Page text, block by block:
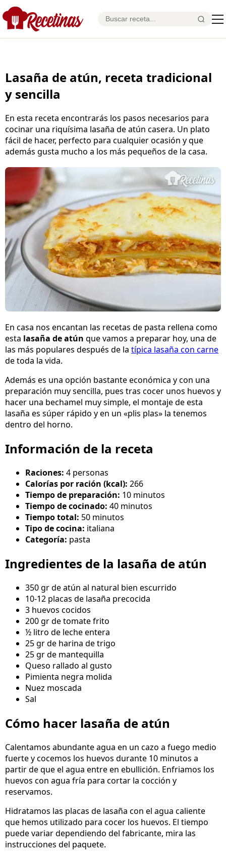
Lasaña de atún, receta tradicional
y sencilla
En esta receta encontrarás los pasos necesarios para
cocinar una riquísima lasaña de atún casera. Un plato
fácil de hacer, perfecto para cualquier ocasión y que
además gusta mucho a los más pequeños de la casa.
En casa nos encantan las recetas de pasta rellena como
esta lasaña de atún que vamos a preparar hoy, una de
las más populares después de la típica lasaña con carne
de toda la vida.
Además es una opción bastante económica y con una
preparación muy sencilla, pues tras cocer unos huevos y
hacer una bechamel muy simple, el montaje de esta
lasaña es súper rápido y en un «plis plas» la tenemos
dentro del horno.
Información de la receta
Raciones: 4 personas
Calorías por ración (kcal): 266
Tiempo de preparación: 10 minutos
Tiempo de cocinado: 40 minutos
Tiempo total: 50 minutos
Tipo de cocina: italiana
Categoría: pasta
Ingredientes de la lasaña de atún
350 gr de atún al natural bien escurrido
10-12 placas de lasaña precocida
3 huevos cocidos
200 gr de tomate frito
½ litro de leche entera
25 gr de harina de trigo
25 gr de mantequilla
Queso rallado al gusto
Pimienta negra molida
Nuez moscada
Sal
Cómo hacer lasaña de atún
Calentamos abundante agua en un cazo a fuego medio
fuerte y cocemos los huevos durante 10 minutos a
partir de que el agua entre en ebullición. Enfriamos los
huevos con agua fría para cortar la cocción y
reservamos.
Hidratamos las placas de lasaña con el agua caliente
que hemos utilizado para cocer los huevos. El tiempo
puede variar dependiendo del fabricante, mira las
instrucciones del paquete.